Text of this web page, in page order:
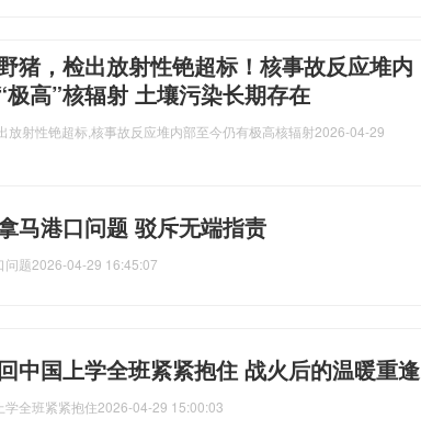
猪，检出放射性铯超标！核事故反应堆内
极高”核辐射 土壤污染长期存在
放射性铯超标,核事故反应堆内部至今仍有极高核辐射2026-04-29
马港口问题 驳斥无端指责
问题2026-04-29 16:45:07
中国上学全班紧紧抱住 战火后的温暖重逢
全班紧紧抱住2026-04-29 15:00:03